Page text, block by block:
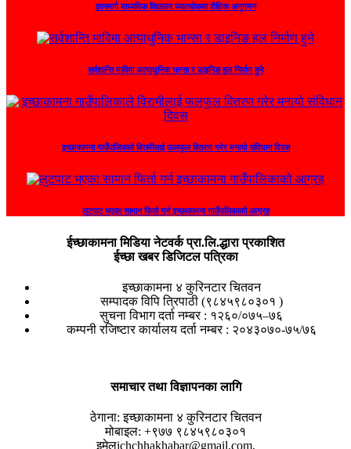
ज्ञानमार्ग माध्यमिक विद्यालय घ्याल्चोकमा शैक्षिक अनुगमन
सर्वशान्ति माविमा अत्याधुनिक भान्सा र डाइनिङ हल निर्माण हुने
इच्छाकामना गाउँपालिकाले विरामीलाई फलफुल वितरण गरेर मनायो संविधान दिवस
लुटपाट भएका सामान फिर्ता गर्न इच्छाकामना गाउँपालिकाको आग्रह
ईच्छाकामना मिडिया नेटवर्क प्रा.लि.द्धारा प्रकाशित
ईच्छा खबर डिजिटल पत्रिका
इच्छाकामना ४ कुरिनटार चितवन
सम्पादक विपि त्रिपाठी (९८४५९८०३०१ )
सुचना विभाग दर्ता नम्बर : १२६०/०७५–७६
कम्पनी रजिष्टार कार्यालय दर्ता नम्बर : २०४३०७०-७५/७६
समाचार तथा विज्ञापनका लागि
ठेगाना: इच्छाकामना ४ कुरिनटार चितवन
मोबाइल: +९७७ ९८४५९८०३०१
इमेलichchhakhabar@gmail.com,